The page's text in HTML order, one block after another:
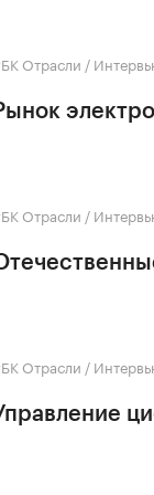
Отрасли /
Отрасли /
Отрасли /